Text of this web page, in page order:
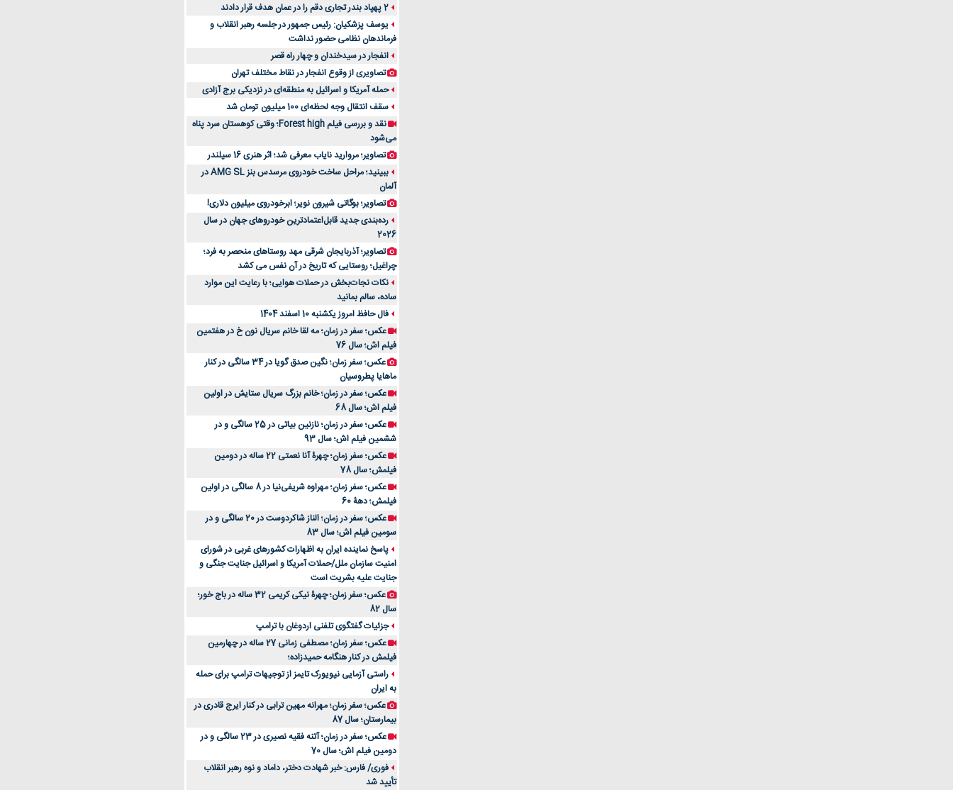
2 پهپاد بندر تجاری دقم را در عمان هدف قرار دادند
یوسف پزشکیان: رئیس جمهور در جلسه رهبر انقلاب و
فرماندهان نظامی حضور نداشت
انفجار در سیدخندان و چهار راه قصر
تصاویری از وقوع انفجار در نقاط مختلف تهران
حمله آمریکا و اسرائیل به منطقه‌ای در نزدیکی برج آزادی
سقف انتقال وجه لحظه‌ای 100 میلیون تومان شد
نقد و بررسی فیلم Forest high؛ وقتی کوهستان سرد پناه
می‌شود
تصاویر؛ مروارید نایاب معرفی شد؛ اثر هنری 16 سیلندر
ببینید؛ مراحل ساخت خودروی مرسدس بنز AMG SL در
آلمان
تصاویر؛ بوگاتی شیرون نویر؛ ابرخودروی میلیون دلاری!
رده‌بندی جدید قابل‌اعتمادترین خودروهای جهان در سال
2026
تصاویر؛ آذربایجان شرقی مهد روستاهای منحصر به فرد؛
چراغیل؛ روستایی که تاریخ در آن نفس می کشد
نکات نجات‌بخش در حملات هوایی؛ با رعایت این موارد
ساده، سالم بمانید
فال حافظ امروز یکشنبه 10 اسفند 1404
عکس؛ سفر در زمان؛ مه لقا خانم سریال نون خ در هفتمین
فیلم اش؛ سال 76
عکس؛ سفر زمان؛ نگین صدق گویا در 34 سالگی در کنار
ماهایا پطروسیان
عکس؛ سفر در زمان؛ خانم بزرگ سریال ستایش در اولین
فیلم اش؛ سال 68
عکس؛ سفر در زمان؛ نازنین بیاتی در 25 سالگی و در
ششمین فیلم اش؛ سال 93
عکس؛ سفر زمان؛ چهرۀ آنا نعمتی 22 ساله در دومین
فیلمش؛ سال 78
عکس؛ سفر زمان؛ مهراوه شریفی‌نیا در 8 سالگی در اولین
فیلمش؛ دهۀ 60
عکس؛ سفر در زمان؛ الناز شاکردوست در 20 سالگی و در
سومین فیلم اش؛ سال 83
پاسخ نماینده ایران به اظهارات کشورهای غربی در شورای
امنیت سازمان ملل/حملات آمریکا و اسرائیل جنایت جنگی و
جنایت علیه بشریت است
عکس؛ سفر زمان؛ چهرۀ نیکی کریمی 32 ساله در باج خور؛
سال 82
جزئیات گفتگوی تلفنی اردوغان با ترامپ
عکس؛ سفر زمان؛ مصطفی زمانی 27 ساله در چهارمین
فیلمش در کنار هنگامه حمیدزاده؛
راستی آزمایی نیویورک تایمز از توجیهات ترامپ برای حمله
به ایران
عکس؛ سفر زمان؛ مهرانه مهین ترابی در کنار ایرج قادری در
بیمارستان؛ سال 87
عکس؛ سفر در زمان؛ آتنه فقیه نصیری در 23 سالگی و در
دومین فیلم اش؛ سال 70
فوری/ فارس: خبر شهادت دختر، داماد و نوه رهبر انقلاب
تأیید شد